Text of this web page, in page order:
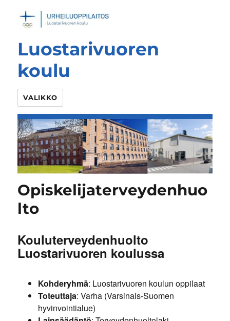
Luostarivuoren
koulu
VALIKKO
Opiskelijaterveydenhuo
lto
Kouluterveydenhuolto
Luostarivuoren koulussa
Kohderyhmä: Luostarivuoren koulun oppilaat
Toteuttaja: Varha (Varsinais-Suomen
hyvinvointialue)